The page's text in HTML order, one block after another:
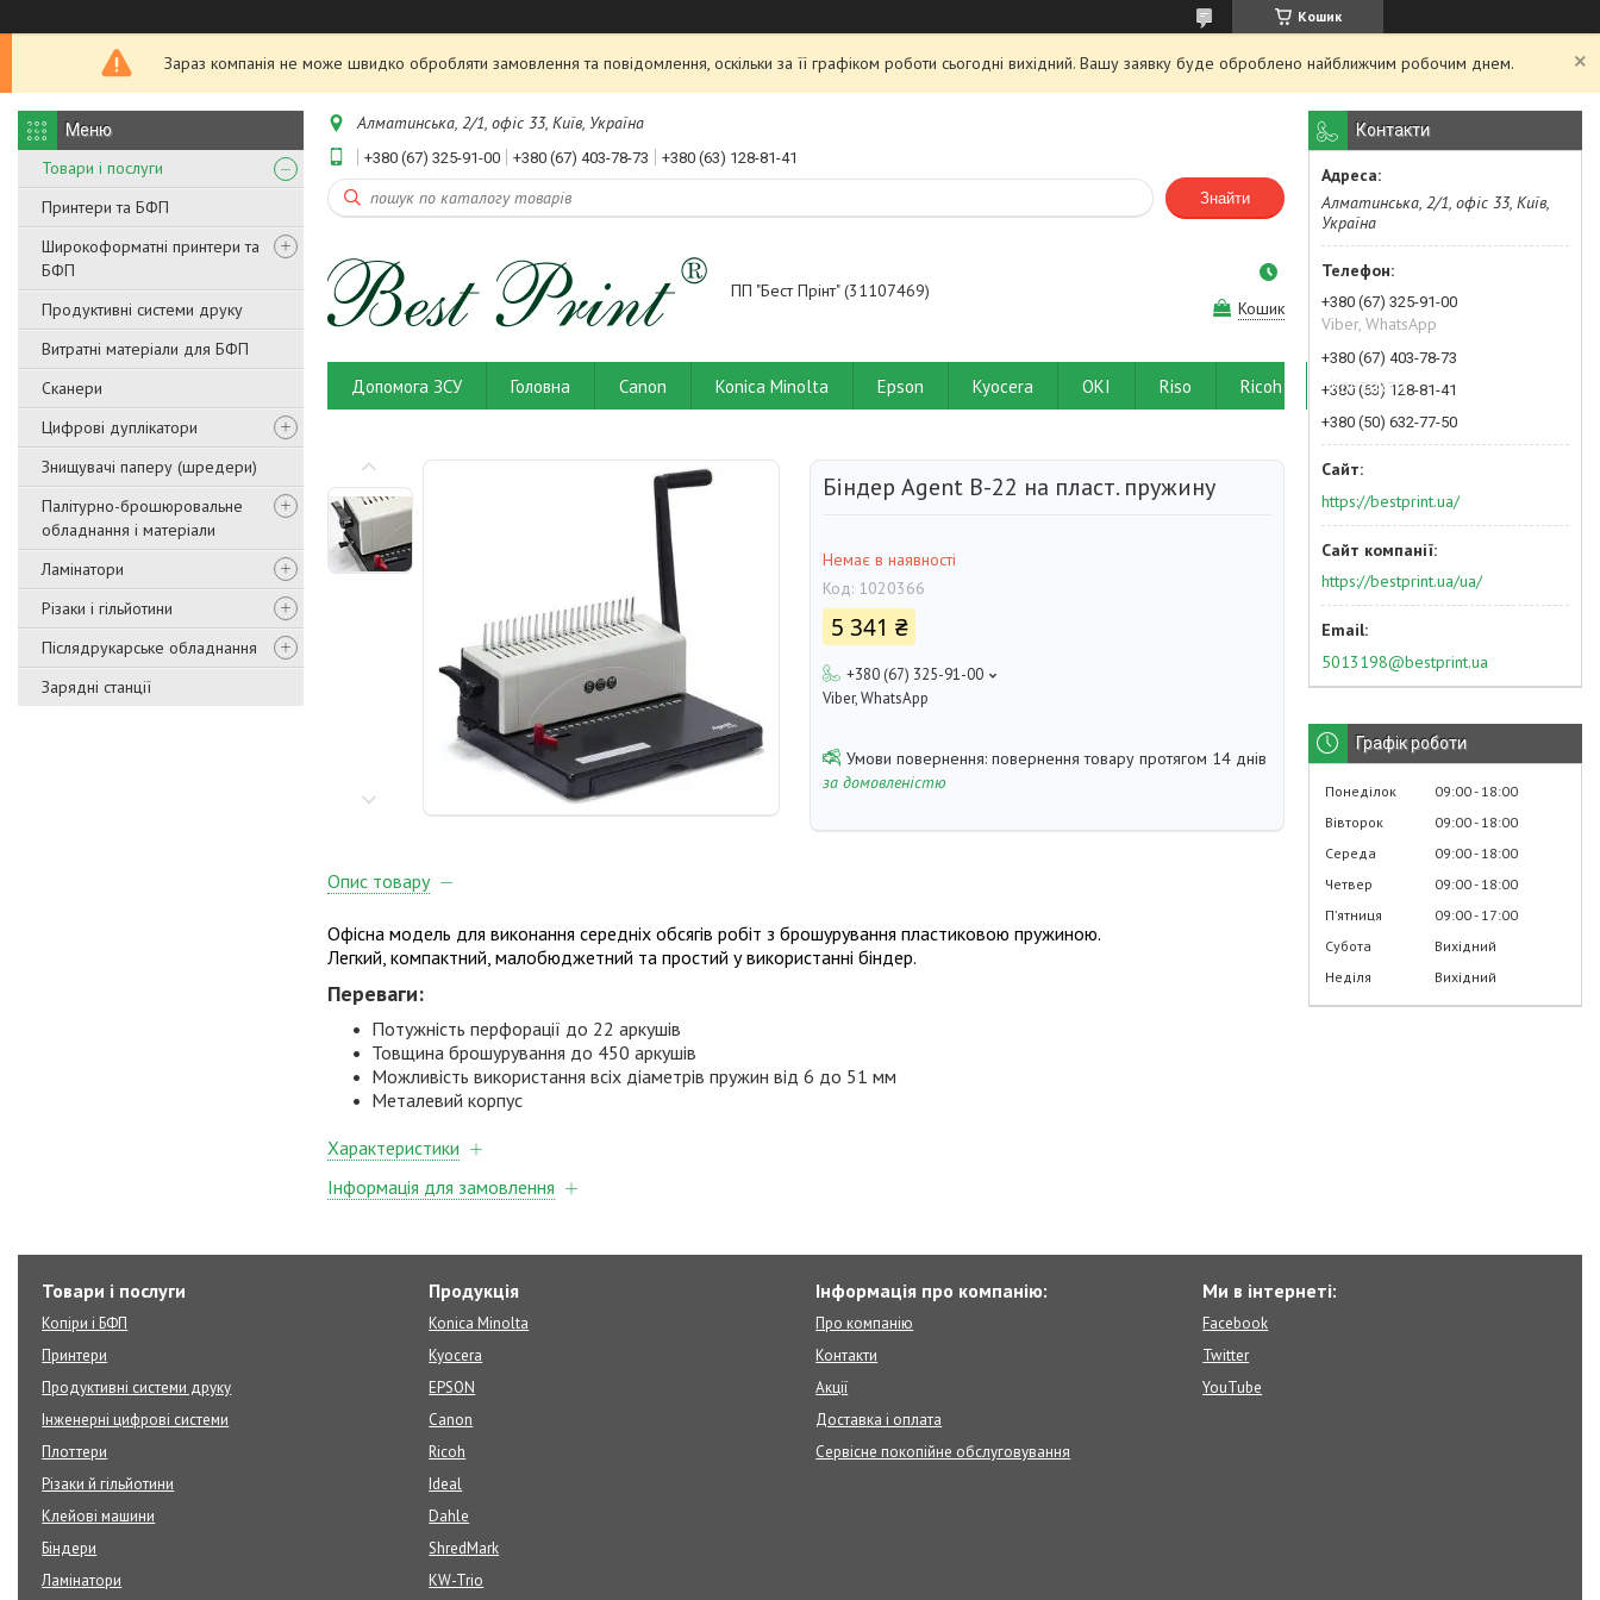
Кошик
Зараз компанія не може швидко обробляти замовлення та повідомлення, оскільки за її графіком роботи сьогодні вихідний. Вашу заявку буде оброблено найближчим робочим днем.
Товари і послуги
Принтери та БФП
Широкоформатні принтери та
БФП
Продуктивні системи друку
Витратні матеріали для БФП
Сканери
Цифрові дуплікатори
Знищувачі паперу (шредери)
Палітурно-брошюровальне
обладнання і матеріали
Ламінатори
Різаки і гільйотини
Післядрукарське обладнання
Зарядні станції
Алматинська, 2/1, офіс 33, Київ, Україна
+380 (67) 325-91-00 +380 (67) 403-78-73 +380 (63) 128-81-41
Знайти
ПП "Бест Прінт" (31107469)
Кошик
Допомога ЗСУ Головна Canon Konica Minolta Epson Kyocera OKI Riso Ricoh Контакти
Біндер Agent B-22 на пласт. пружину
Немає в наявності
Код: 1020366
5 341 ₴
+380 (67) 325-91-00
Viber, WhatsApp
повернення товару протягом 14 днів
за домовленістю
Опис товару
Офісна модель для виконання середніх обсягів робіт з брошурування пластиковою пружиною.
Легкий, компактний, малобюджетний та простий у використанні біндер.
Переваги:
Потужність перфорації до 22 аркушів
Товщина брошурування до 450 аркушів
Можливість використання всіх діаметрів пружин від 6 до 51 мм
Металевий корпус
Характеристики
Інформація для замовлення
Контакти
Алматинська, 2/1, офіс 33, Київ,
Україна
+380 (67) 325-91-00
Viber, WhatsApp
+380 (67) 403-78-73
+380 (63) 128-81-41
+380 (50) 632-77-50
https://bestprint.ua/
https://bestprint.ua/ua/
5013198@bestprint.ua
Графік роботи
Понеділок 09:00 18:00
Вівторок
09:00 18:00
Середа
09:00 18:00
Четвер
09:00 18:00
Пʼятниця
09:00 17:00
Субота
Вихідний
Неділя
Вихідний
Товари і послуги
Копіри і БФП
Принтери
Продуктивні системи друку
Інженерні цифрові системи
Плоттери
Різаки й гільйотини
Клейові машини
Біндери
Ламінатори
Продукція
Konica Minolta
Kyocera
EPSON
Canon
Ricoh
Ideal
Dahle
ShredMark
KW-Trio
Інформація про компанію:
Про компанію
Контакти
Акції
Доставка і оплата
Сервісне покопійне обслуговування
Ми в інтернеті:
Facebook
Twitter
YouTube